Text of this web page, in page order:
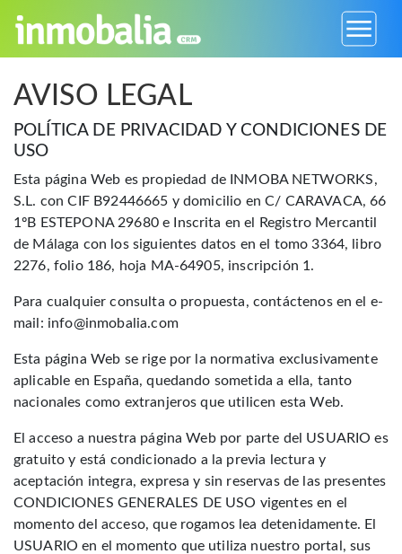
AVISO LEGAL
POLÍTICA DE PRIVACIDAD Y CONDICIONES DE
USO
Esta página Web es propiedad de INMOBA NETWORKS,
S.L. con CIF B92446665 y domicilio en C/ CARAVACA, 66
1ºB ESTEPONA 29680 e Inscrita en el Registro Mercantil
de Málaga con los siguientes datos en el tomo 3364, libro
2276, folio 186, hoja MA-64905, inscripción 1.
Para cualquier consulta o propuesta, contáctenos en el e-
mail: info@inmobalia.com
Esta página Web se rige por la normativa exclusivamente
aplicable en España, quedando sometida a ella, tanto
nacionales como extranjeros que utilicen esta Web.
El acceso a nuestra página Web por parte del USUARIO es
gratuito y está condicionado a la previa lectura y
aceptación integra, expresa y sin reservas de las presentes
CONDICIONES GENERALES DE USO vigentes en el
momento del acceso, que rogamos lea detenidamente. El
USUARIO en el momento que utiliza nuestro portal, sus